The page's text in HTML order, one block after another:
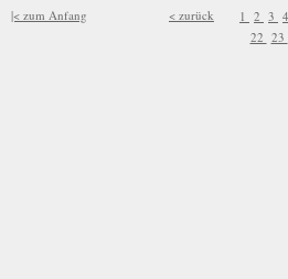
|< zum Anfang < zurück 1 2 3
22 23